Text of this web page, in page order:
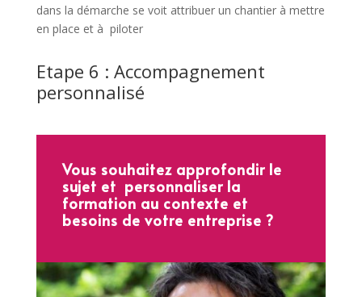
Vous souhaitez approfondir le
sujet et personnaliser la
formation au contexte et
besoins de votre entreprise ?
dans la démarche se voit attribuer un chantier à mettre
en place et à piloter
Etape 6 : Accompagnement
personnalisé